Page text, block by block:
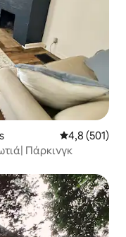
Μέση
4,8 (501)
Πάρκινγκ